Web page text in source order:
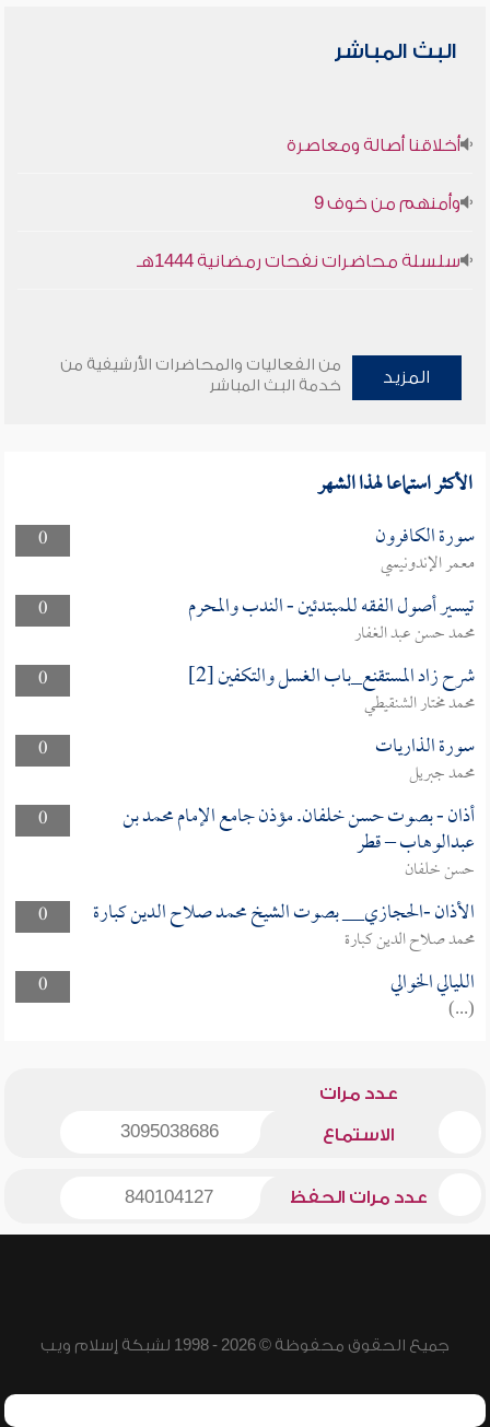
البث المباشر
أخلاقنا أصالة ومعاصرة
وأمنهم من خوف 9
سلسلة محاضرات نفحات رمضانية 1444هـ
المزيد
من الفعاليات والمحاضرات الأرشيفية من
خدمة البث المباشر
الأكثر استماعا لهذا الشهر
0 سورة الكافرون
معمر الإندونيسي
0
تيسير أصول الفقه للمبتدئين - الندب والمحرم
محمد حسن عبد الغفار
0
شرح زاد المستقنع_باب الغسل والتكفين [2]
محمد مختار الشنقيطي
0
سورة الذاريات
محمد جبريل
0
أذان - بصوت حسن خلفان. مؤذن جامع الإمام محمد بن
عبدالوهاب – قطر
حسن خلفان
0
الأذان -الحجازي__ بصوت الشيخ محمد صلاح الدين كبارة
محمد صلاح الدين كبارة
0
الليالي الخوالي
(...)
عدد مرات
الاستماع 3095038686
عدد مرات الحفظ 840104127
جميع الحقوق محفوظة © 2026 - 1998 لشبكة إسلام ويب